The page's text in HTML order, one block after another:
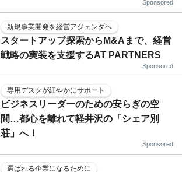
Sponsored
新規事業開発を経営アジェンダへ
スタートアップ探索からM&Aまで、経営
戦略の実装を支援するAT PARTNERS
Sponsored
専用デスクが細やかにサポート
ビジネスリーダーのための安らぎの空
間…都心を離れて軽井沢の「シェア別
荘」へ！
Sponsored
選ばれる企業になるために